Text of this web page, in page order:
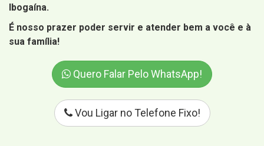
Ibogaína.
É nosso prazer poder servir e atender bem a você e à
sua família!
Quero Falar Pelo WhatsApp!
Vou Ligar no Telefone Fixo!